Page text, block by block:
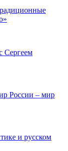
Сергеем
России – мир
и русском